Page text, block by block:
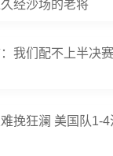
经沙场的老将
我们配不上半决
挽狂澜 美国队1-